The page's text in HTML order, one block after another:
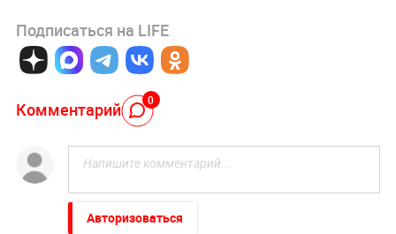
Подписаться на LIFE
Комментарий 0
Авторизоваться